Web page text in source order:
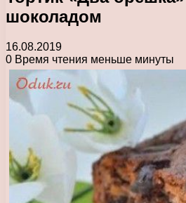
шоколадом
16.08.2019
0 Время чтения меньше минуты